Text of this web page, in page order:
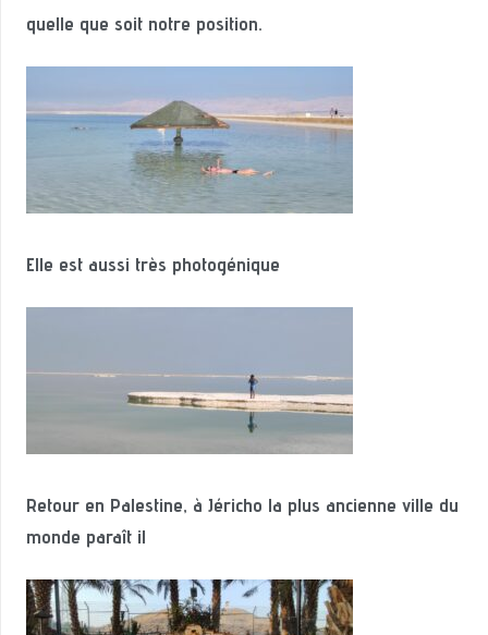
quelle que soit notre position.
Elle est aussi très photogénique
Retour en Palestine, à Jéricho la plus ancienne ville du
monde paraît il